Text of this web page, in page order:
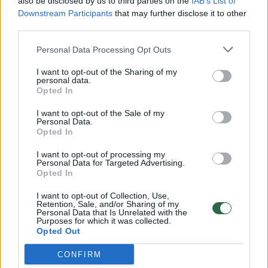
Downstream Participants that may further disclose it to other
Personal Data Processing Opt Outs
I want to opt-out of the Sharing of my
personal data.
Opted In
I want to opt-out of the Sale of my
Personal Data.
Opted In
I want to opt-out of processing my
Personal Data for Targeted Advertising.
Opted In
I want to opt-out of Collection, Use,
Retention, Sale, and/or Sharing of my
Personal Data that Is Unrelated with the
Purposes for which it was collected.
Opted Out
CONFIRM
Žinios | Lietuvos diena
Žinios | Orai
00:15:54
V. Zalužno pasisakymą laiko bandymu įsitvirtinti
Ukrainos politikoje: jis yra neteisus
Laidos | Nauja diena
Sinoptikai atsakė, kokiais orais užbaigsime darbo
savaitę: karščiai atsitrauks
Žinios | Orai